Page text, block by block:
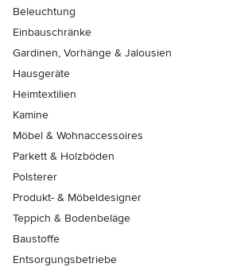
Beleuchtung
Einbauschränke
Gardinen, Vorhänge & Jalousien
Hausgeräte
Heimtextilien
Kamine
Möbel & Wohnaccessoires
Parkett & Holzböden
Polsterer
Produkt- & Möbeldesigner
Teppich & Bodenbeläge
Baustoffe
Entsorgungsbetriebe